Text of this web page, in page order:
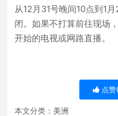
从12月31号晚间10点到1
闭。如果不打算前往现场
开始的电视或网路直播。
点赞(
本文分类： 美洲